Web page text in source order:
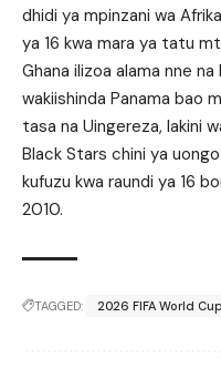
dhidi ya mpinzani wa
ya 16 kwa mara ya tatu
Ghana ilizoa alama nne
wakiishinda Panama bao
tasa na Uingereza, lakini
Black Stars chini ya
kufuzu kwa raundi ya 16
2010.
TAGGED: 2026 FIFA World Cup